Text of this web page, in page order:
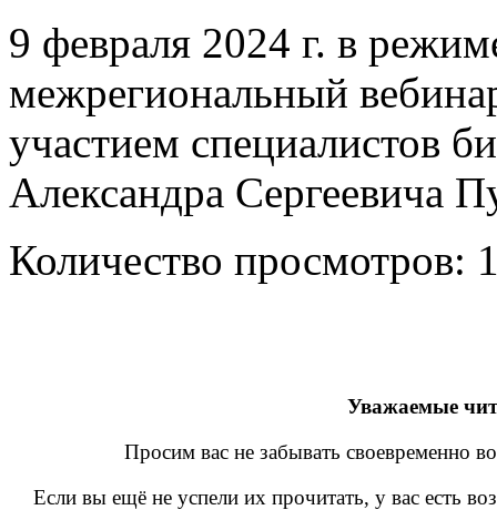
9 февраля 2024 г. в
межрегиональный
участием специалистов
Александра Сергеевича
Количество просмотров:
Уважаемые
Просим вас не забывать своевременно
Если вы ещё не успели их прочитать, у вас есть